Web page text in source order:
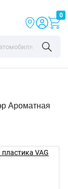
0
Ароматная